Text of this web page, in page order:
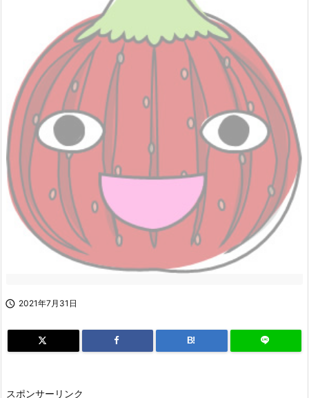
 2021年7月31日
B!
スポンサーリンク